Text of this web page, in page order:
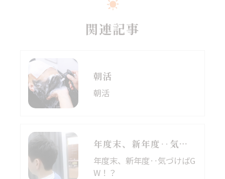
関連記事
朝活
朝活
年度末、新年度‥気づけばGW！？
年度末、新年度‥気づけばG
W！？